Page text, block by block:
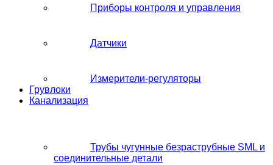
Приборы контроля и управления
Датчики
Измерители-регуляторы
Грувлоки
Канализация
Трубы чугунные безраструбные SML и
соединительные детали